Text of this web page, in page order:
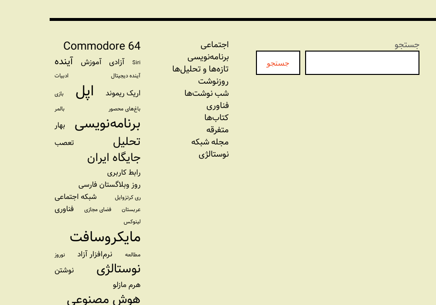
جستجو
جستجو
اجتماعی
برنامه‏‌نویسی
تازه‌‌ها و تحلیل‌ها
روزنوشت
شب نوشت‌ها
فناوری
کتاب‌ها
متفرقه
مجله شبکه
نوستالژی
Commodore 64
Siri آزادی آموزش آینده
آینده دیجیتال ادبیات
اریک ریموند اپل
بازی
باغ‌های محصور
بالمر
برنامه‌نویسی بهار
تحلیل تعصب
جایگاه ایران
رابط کاربری
روز وبلاگستان فارسی
ری کرتزوایل شبکه اجتماعی
عربستان فضای مجازی فناوری
لینوکس
مایکروسافت
مطالعه نرم‌افزار آزاد نوروز
نوستالژی
نوشتن
هرم مازلو
هوش مصنوعی